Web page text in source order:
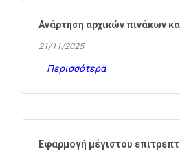
Ανάρτηση αρχικών πινάκων
21/11/2025
Περισσότερα
Εφαρμογή μέγιστου